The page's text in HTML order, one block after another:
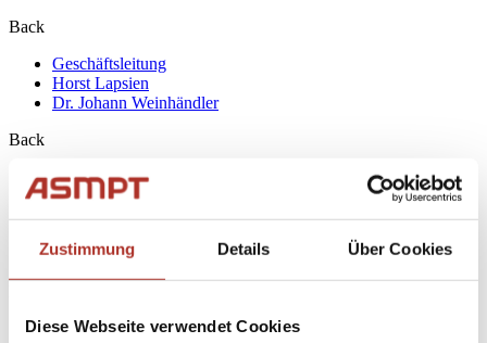
Zustimmung Details Über Cookies
Diese Webseite verwendet Cookies
Back
Geschäftsleitung
Horst Lapsien
Dr. Johann Weinhändler
Back
Anwendungen
SiPhotonics/PIC
3D IC, TSV und TCB
FanOut
Produkte